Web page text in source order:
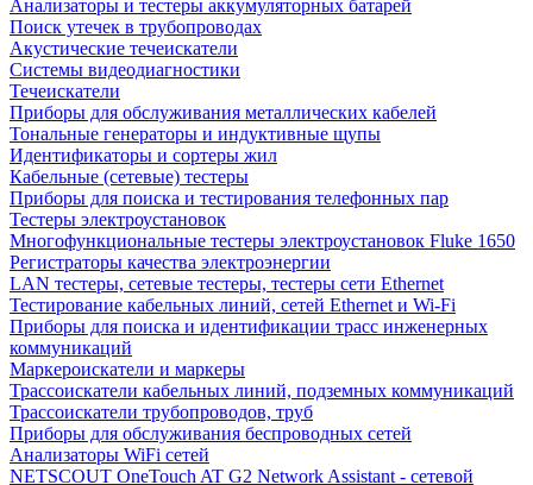
Анализаторы и тестеры аккумуляторных батарей
Поиск утечек в трубопроводах
Акустические течеискатели
Системы видеодиагностики
Течеискатели
Приборы для обслуживания металлических кабелей
Тональные генераторы и индуктивные щупы
Идентификаторы и сортеры жил
Кабельные (сетевые) тестеры
Приборы для поиска и тестирования телефонных пар
Тестеры электроустановок
Многофункциональные тестеры электроустановок Fluke 1650
Регистраторы качества электроэнергии
LAN тестеры, сетевые тестеры, тестеры сети Ethernet
Тестирование кабельных линий, сетей Ethernet и Wi-Fi
Приборы для поиска и идентификации трасс инженерных
коммуникаций
Маркероискатели и маркеры
Трассоискатели кабельных линий, подземных коммуникаций
Трассоискатели трубопроводов, труб
Приборы для обслуживания беспроводных сетей
Анализаторы WiFi сетей
NETSCOUT OneTouch AT G2 Network Assistant - сетевой